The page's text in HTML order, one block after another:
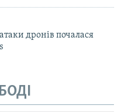
дронів почалася